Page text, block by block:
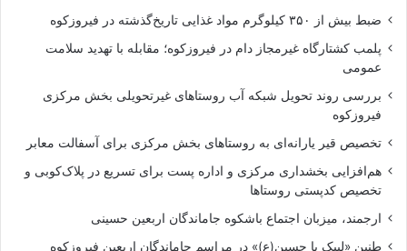
ضبط بیش از ۳۵۰ کیلوگرم مواد غذایی تاریخ‌گذشته در فیروزکوه
پلمب کشتارگاه غیرمجاز دام در فیروزکوه؛ مقابله با تهدید سلامت
عمومی
بررسی روند تحویل شبکه آب روستاهای غیرتحویلی بخش مرکزی
فیروزکوه
تخصیص قیر یارانه‌ای به روستاهای بخش مرکزی برای آسفالت معابر
هم‌افزایی بخشداری مرکزی و اداره پست برای تسریع در پلاک‌کوبی و
تخصیص کدپستی روستاها
ارجمند، میزبان اجتماع باشکوه جاماندگان اربعین حسینی
طنین «لبیک یا حسین(ع)» در مراسم جاماندگان اربعین فیروزکوه